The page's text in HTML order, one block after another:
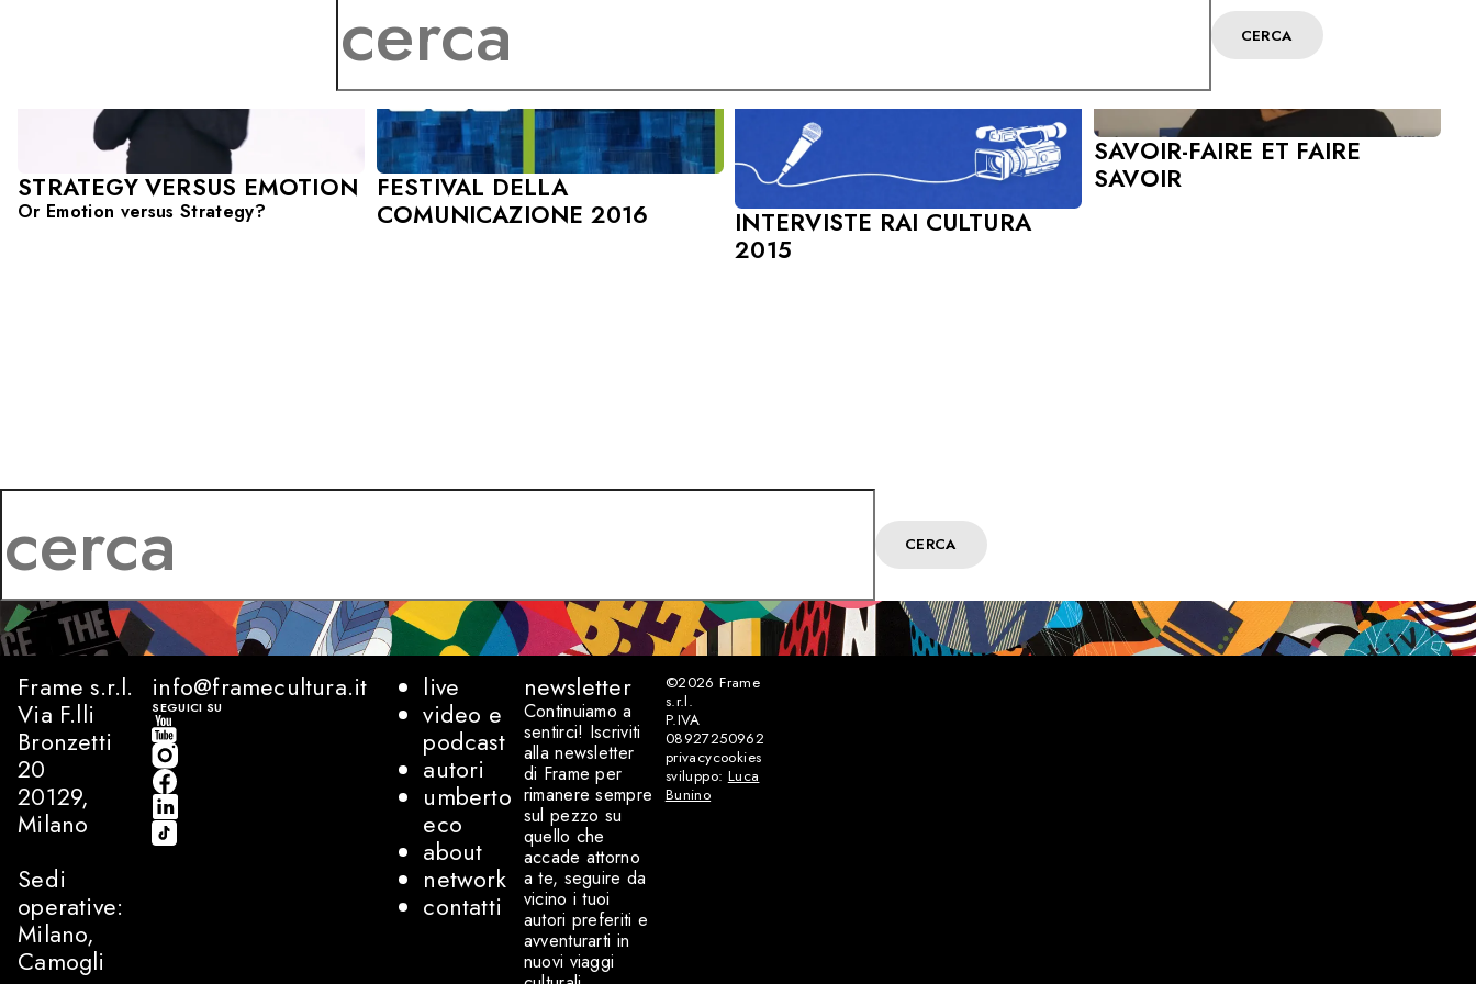
CERCA
STRATEGY VERSUS EMOTION
Or Emotion versus Strategy?
FESTIVAL DELLA
COMUNICAZIONE 2016
INTERVISTE RAI CULTURA
2015
SAVOIR-FAIRE ET FAIRE
SAVOIR
CERCA
Frame s.r.l.
Via F.lli
Bronzetti
20
20129,
Milano
Sedi
operative:
Milano,
Camogli
info@framecultura.it
SEGUICI SU
live
video e
podcast
autori
umberto
eco
about
network
contatti
newsletter
Continuiamo a
sentirci! Iscriviti
alla newsletter
di Frame per
rimanere sempre
sul pezzo su
quello che
accade attorno
a te, seguire da
vicino i tuoi
autori preferiti e
avventurarti in
nuovi viaggi
©2026Frame
s.r.l.
P.IVA
08927250962
privacycookies
sviluppo: Luca
Bunino